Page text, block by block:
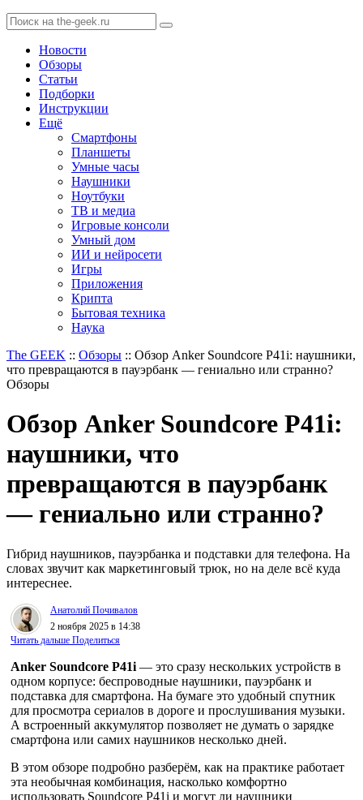
Новости
Обзоры
Статьи
Подборки
Инструкции
Ещё
Смартфоны
Планшеты
Умные часы
Наушники
Ноутбуки
ТВ и медиа
Игровые консоли
Умный дом
ИИ и нейросети
Игры
Приложения
Крипта
Бытовая техника
Наука
The GEEK :: Обзоры :: Обзор Anker Soundcore P41i: наушники,
что превращаются в пауэрбанк — гениально или странно?
Обзоры
Обзор Anker Soundcore P41i:
наушники, что
превращаются в пауэрбанк
— гениально или странно?
Гибрид наушников, пауэрбанка и подставки для телефона. На
словах звучит как маркетинговый трюк, но на деле всё куда
интереснее.
Анатолий Почивалов
2 ноября 2025 в 14:38
Читать дальше Поделиться
Anker Soundcore P41i — это сразу нескольких устройств в
одном корпусе: беспроводные наушники, пауэрбанк и
подставка для смартфона. На бумаге это удобный спутник
для просмотра сериалов в дороге и прослушивания музыки.
А встроенный аккумулятор позволяет не думать о зарядке
смартфона или самих наушников несколько дней.
В этом обзоре подробно разберём, как на практике работает
эта необычная комбинация, насколько комфортно
использовать Soundcore P41i и могут ли наушники